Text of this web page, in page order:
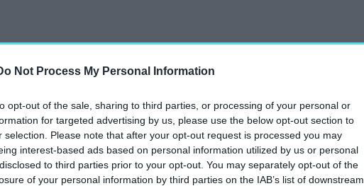
Not Process My Personal Information
opt-out of the sale, sharing to third parties, or processing of your personal or
for targeted advertising by us, please use the below opt-out section to
selection. Please note that after your opt-out request is processed you may
interest-based ads based on personal information utilized by us or personal
to third parties prior to your opt-out. You may separately opt-out of the
of your personal information by third parties on the IAB’s list of downstream